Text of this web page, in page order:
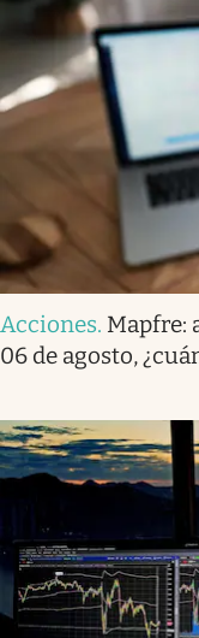
Acciones. Mapfre:
06 de agosto,